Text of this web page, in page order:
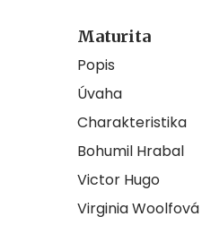
Maturita
Popis
Úvaha
Charakteristika
Bohumil Hrabal
Victor Hugo
Virginia Woolfová